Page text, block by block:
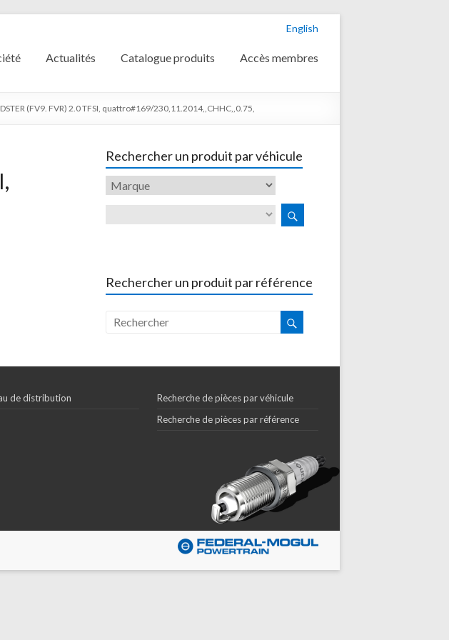
English
Actualités Catalogue produits Accès membres
(FV9. FVR) 2.0 TFSI, quattro#169/230,11.2014,,CHHC,,0.75,
Rechercher un produit par véhicule
Rechercher un produit par référence
de distribution
Recherche de pièces par véhicule
Recherche de pièces par référence